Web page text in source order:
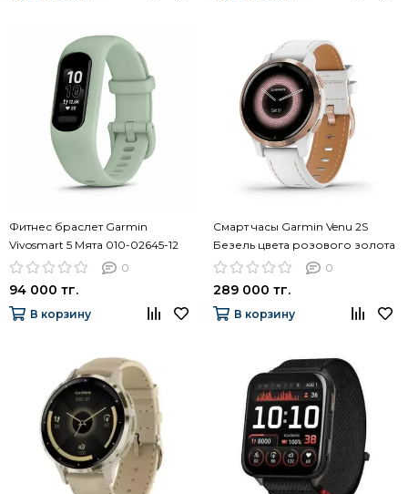
Фитнес браслет Garmin
Vivosmart 5 Мята 010-02645-12
0
94 000 тг.
В корзину
Смарт часы Garmin Venu 2S
Безель цвета розового золота
с кожаным ремешком 010-
0
289 000 тг.
В корзину